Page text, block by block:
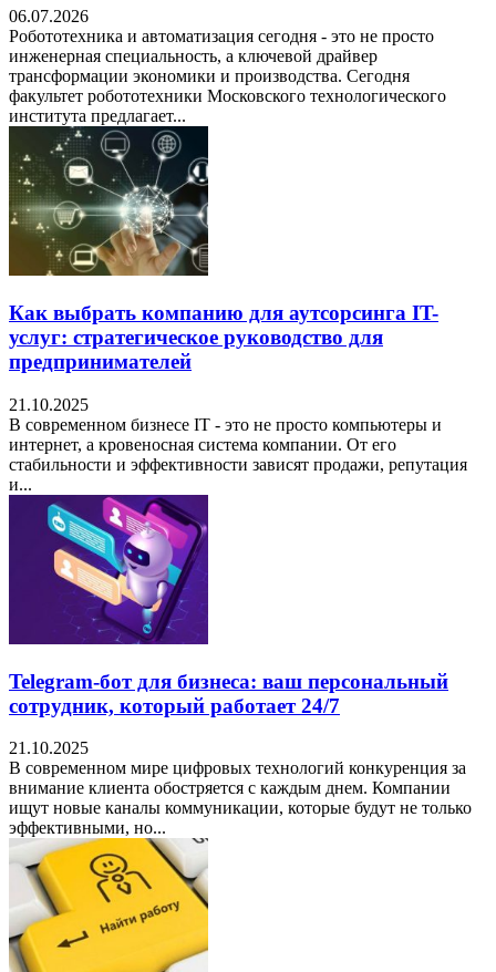
06.07.2026
Робототехника и автоматизация сегодня - это не просто
инженерная специальность, а ключевой драйвер
трансформации экономики и производства. Сегодня
факультет робототехники Московского технологического
института предлагает...
Как выбрать компанию для аутсорсинга IT-
услуг: стратегическое руководство для
предпринимателей
21.10.2025
В современном бизнесе IT - это не просто компьютеры и
интернет, а кровеносная система компании. От его
стабильности и эффективности зависят продажи, репутация
и...
Telegram-бот для бизнеса: ваш персональный
сотрудник, который работает 24/7
21.10.2025
В современном мире цифровых технологий конкуренция за
внимание клиента обостряется с каждым днем. Компании
ищут новые каналы коммуникации, которые будут не только
эффективными, но...